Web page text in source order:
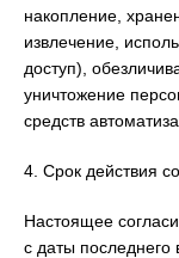
накопление,
извлечение,
доступ),
уничтожение
средств
4. Срок действия
Настоящее
с даты последнего